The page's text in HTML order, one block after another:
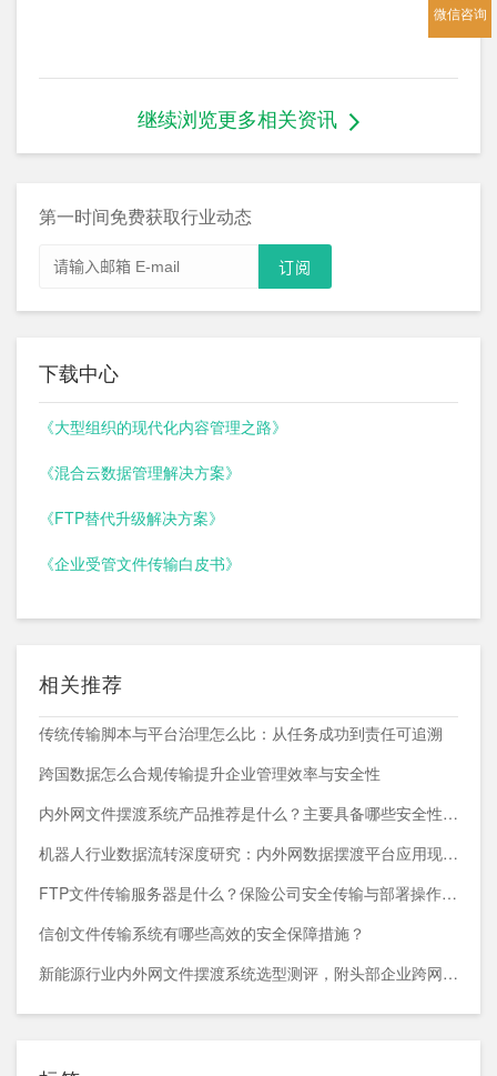
继续浏览更多相关资讯
第一时间免费获取行业动态
下载中心
《大型组织的现代化内容管理之路》
《混合云数据管理解决方案》
《FTP替代升级解决方案》
《企业受管文件传输白皮书》
相关推荐
传统传输脚本与平台治理怎么比：从任务成功到责任可追溯
跨国数据怎么合规传输提升企业管理效率与安全性
内外网文件摆渡系统产品推荐是什么？主要具备哪些安全性能？
机器人行业数据流转深度研究：内外网数据摆渡平台应用现状与趋势
FTP文件传输服务器是什么？保险公司安全传输与部署操作指南
信创文件传输系统有哪些高效的安全保障措施？
新能源行业内外网文件摆渡系统选型测评，附头部企业跨网部署案例
微信咨询